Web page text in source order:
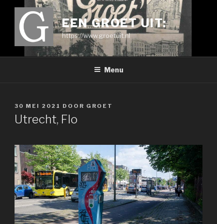
EEN GROET UIT:
https://www.groetuit.nl
Menu
GEPLAATST
OP
30 MEI 2021 DOOR GROET
Utrecht, Flo